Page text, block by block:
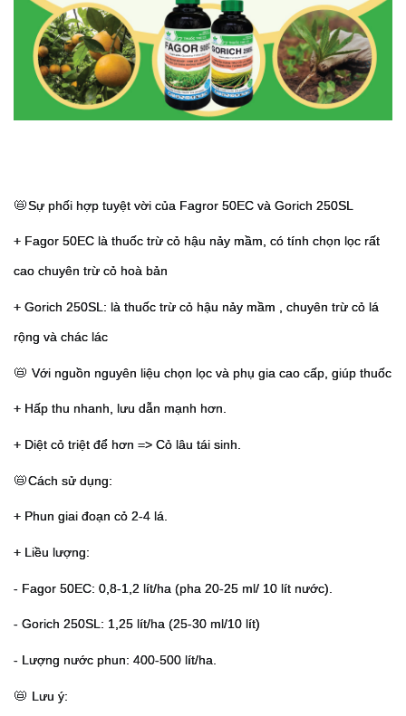
📛Sự phối hợp tuyệt vời của Fagror 50EC và Gorich 250SL
+ Fagor 50EC là thuốc trừ cỏ hậu nảy mầm, có tính chọn lọc rất
cao chuyên trừ cỏ hoà bản
+ Gorich 250SL: là thuốc trừ cỏ hậu nảy mầm , chuyên trừ cỏ lá
rộng và chác lác
📛 Với nguồn nguyên liệu chọn lọc và phụ gia cao cấp, giúp thuốc
+ Hấp thu nhanh, lưu dẫn mạnh hơn.
+ Diệt cỏ triệt để hơn => Cỏ lâu tái sinh.
📛Cách sử dụng:
+ Phun giai đoạn cỏ 2-4 lá.
+ Liều lượng:
- Fagor 50EC: 0,8-1,2 lít/ha (pha 20-25 ml/ 10 lít nước).
- Gorich 250SL: 1,25 lít/ha (25-30 ml/10 lít)
- Lượng nước phun: 400-500 lít/ha.
📛 Lưu ý: